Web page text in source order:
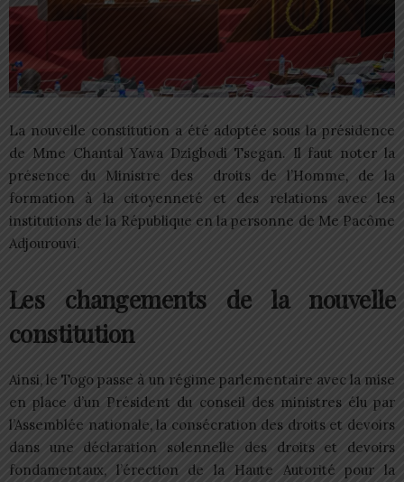
La nouvelle constitution a été adoptée sous la présidence
de Mme Chantal Yawa Dzigbodi Tsegan. Il faut noter la
présence du Ministre des droits de l’Homme, de la
formation à la citoyenneté et des relations avec les
institutions de la République en la personne de Me Pacôme
Adjourouvi.
Les changements de la nouvelle
constitution
Ainsi, le Togo passe à un régime parlementaire avec la mise
en place d’un Président du conseil des ministres élu par
l’Assemblée nationale, la consécration des droits et devoirs
dans une déclaration solennelle des droits et devoirs
fondamentaux, l’érection de la Haute Autorité pour la